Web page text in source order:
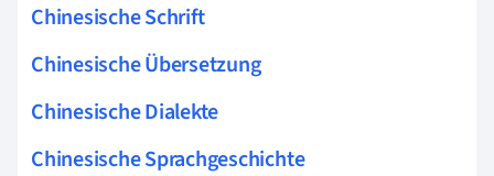
Chinesische Schrift
Chinesische Übersetzung
Chinesische Dialekte
Chinesische Sprachgeschichte